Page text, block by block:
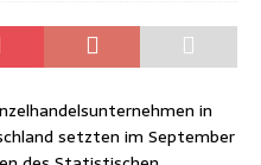
in
setzten im September